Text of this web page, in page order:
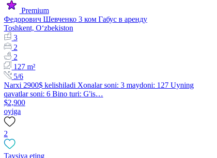
Premium
Федорович Шевченко 3 ком Габус в аренду
Toshkent, Oʻzbekiston
3
2
2
127 m²
5/6
Narxi 2900$ kelishiladi Xonalar soni: 3 maydoni: 127 Uyning
qavatlar soni: 6 Bino turi: G'is…
$2,900
oyiga
2
Tavsiya eting